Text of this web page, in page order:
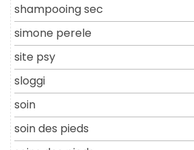
shampooing sec
simone perele
site psy
sloggi
soin
soin des pieds